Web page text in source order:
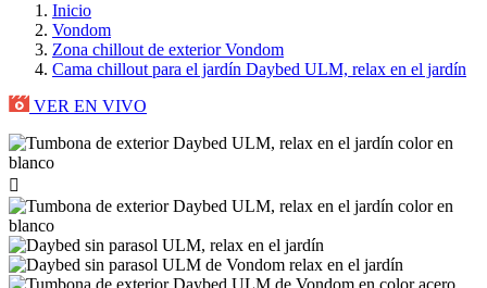
Inicio
Vondom
Zona chillout de exterior Vondom
Cama chillout para el jardín Daybed ULM, relax en el jardín
VER EN VIVO
